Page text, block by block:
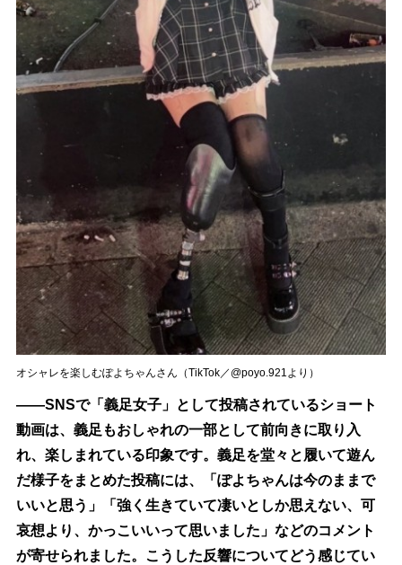
オシャレを楽しむぽよちゃんさん（TikTok／@poyo.921より）
――SNSで「義足女子」として投稿されているショート
動画は、義足もおしゃれの一部として前向きに取り入
れ、楽しまれている印象です。義足を堂々と履いて遊ん
だ様子をまとめた投稿には、「ぽよちゃんは今のままで
いいと思う」「強く生きていて凄いとしか思えない、可
哀想より、かっこいいって思いました」などのコメント
が寄せられました。こうした反響についてどう感じてい